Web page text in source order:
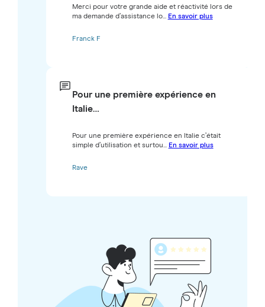
Merci pour votre grande aide et réactivité lors de
ma demande d’assistance lo... En savoir plus
Franck F
Pour une première expérience en
Italie…
Pour une première expérience en Italie c’était
simple d’utilisation et surtou... En savoir plus
Rave